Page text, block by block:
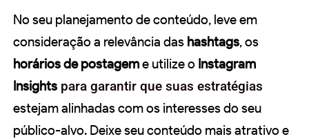
No seu planejamento de conteúdo, leve em
consideração a relevância das hashtags, os
horários de postageme utilize o Instagram
Insights para garantir que suas estratégias
estejam alinhadas com os interesses do seu
público-alvo. Deixe seu conteúdo mais atrativo e